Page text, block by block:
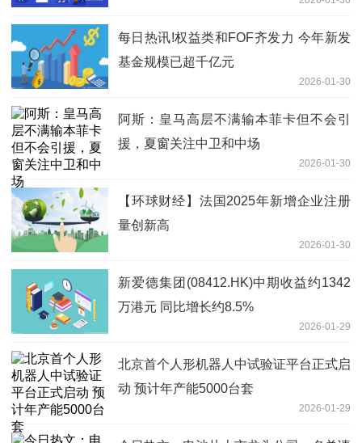
每日热讯!权益类和FOF齐发力 今年新发
基金规模已超千亿元
2026-01-30
阿斯：皇马高层不满输本菲卡但不会引
援，夏窗关注中卫和中场
2026-01-30
【环球财经】法国2025年新增企业注册
量创新高
2026-01-30
新爱德集团(08412.HK)中期收益约1342
万港元 同比增长约8.5%
2026-01-29
北京首个人形机器人中试验证平台正式启
动 预计年产能5000台套
2026-01-29